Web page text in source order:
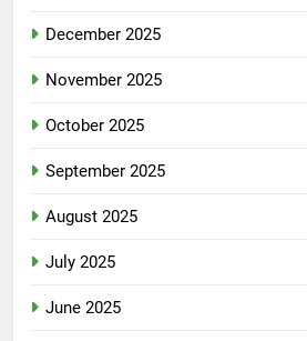
December 2025
November 2025
October 2025
September 2025
August 2025
July 2025
June 2025